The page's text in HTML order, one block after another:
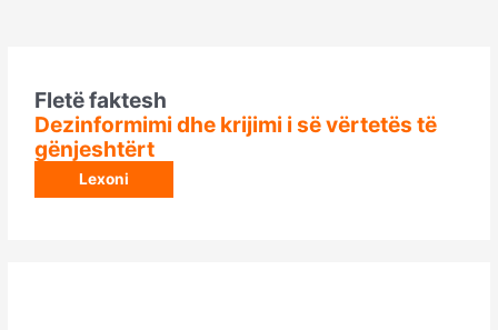
Fletë faktesh
Dezinformimi dhe krijimi i së vërtetës të
gënjeshtërt
Lexoni